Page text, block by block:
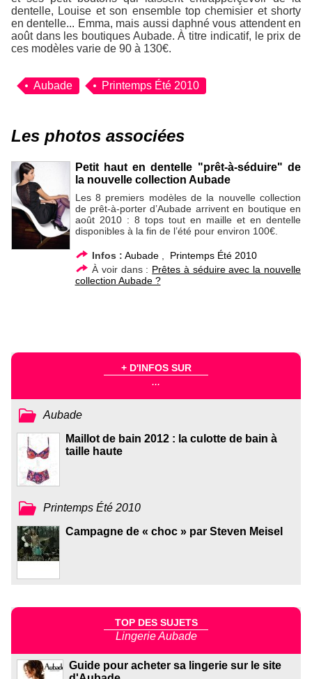
dentelle, Louise et son ensemble top chemisier et shorty
en dentelle... Emma, mais aussi daphné vous attendent en
août dans les boutiques Aubade. À titre indicatif, le prix de
ces modèles varie de 90 à 130€.
Aubade Printemps Été 2010
Les photos associées
Petit haut en dentelle "prêt-à-séduire" de
la nouvelle collection Aubade
Les 8 premiers modèles de la nouvelle collection
de prêt-à-porter d’Aubade arrivent en boutique en
août 2010 : 8 tops tout en maille et en dentelle
disponibles à la fin de l’été pour environ 100€.
Infos : Aubade, Printemps Été 2010
À voir dans : Prêtes à séduire avec la nouvelle
collection Aubade ?
+ D'INFOS SUR
...
Aubade
Maillot de bain 2012 : la culotte de bain à
taille haute
Printemps Été 2010
Campagne de « choc » par Steven Meisel
TOP DES SUJETS
Lingerie Aubade
Guide pour acheter sa lingerie sur le site